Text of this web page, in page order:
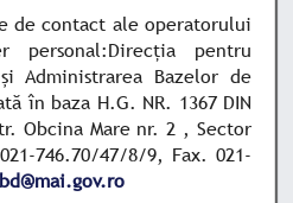
de contact ale operatorului
personal:Direcția pentru
Administrarea Bazelor de
în baza H.G. NR. 1367 DIN
Obcina Mare nr. 2 , Sector
746.70/47/8/9, Fax. 021-